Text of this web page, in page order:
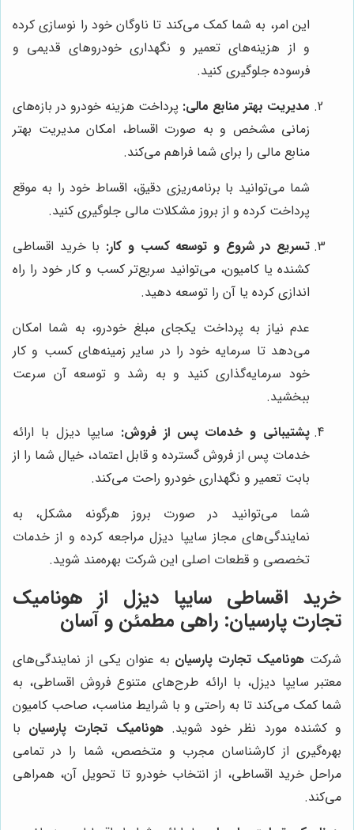
این امر، به شما کمک می‌کند تا ناوگان خود را نوسازی کرده
و از هزینه‌های تعمیر و نگهداری خودروهای قدیمی و
فرسوده جلوگیری کنید.
مدیریت بهتر منابع مالی: پرداخت هزینه خودرو در بازه‌های
زمانی مشخص و به صورت اقساط، امکان مدیریت بهتر
منابع مالی را برای شما فراهم می‌کند.
شما می‌توانید با برنامه‌ریزی دقیق، اقساط خود را به موقع
پرداخت کرده و از بروز مشکلات مالی جلوگیری کنید.
تسریع در شروع و توسعه کسب و کار: با خرید اقساطی
کشنده یا کامیون، می‌توانید سریع‌تر کسب و کار خود را راه
اندازی کرده یا آن را توسعه دهید.
عدم نیاز به پرداخت یکجای مبلغ خودرو، به شما امکان
می‌دهد تا سرمایه خود را در سایر زمینه‌های کسب و کار
خود سرمایه‌گذاری کنید و به رشد و توسعه آن سرعت
ببخشید.
پشتیبانی و خدمات پس از فروش: سایپا دیزل با ارائه
خدمات پس از فروش گسترده و قابل اعتماد، خیال شما را از
بابت تعمیر و نگهداری خودرو راحت می‌کند.
شما می‌توانید در صورت بروز هرگونه مشکل، به
نمایندگی‌های مجاز سایپا دیزل مراجعه کرده و از خدمات
تخصصی و قطعات اصلی این شرکت بهره‌مند شوید.
خرید اقساطی سایپا دیزل از هونامیک
تجارت پارسیان: راهی مطمئن و آسان
شرکت هونامیک تجارت پارسیان به عنوان یکی از نمایندگی‌های
معتبر سایپا دیزل، با ارائه طرح‌های متنوع فروش اقساطی، به
شما کمک می‌کند تا به راحتی و با شرایط مناسب، صاحب کامیون
و کشنده مورد نظر خود شوید.هونامیک تجارت پارسیان با
بهره‌گیری از کارشناسان مجرب و متخصص، شما را در تمامی
مراحل خرید اقساطی، از انتخاب خودرو تا تحویل آن، همراهی
می‌کند.